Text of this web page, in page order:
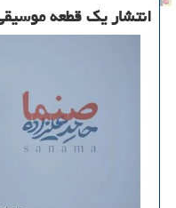
انتشار یک قطعه